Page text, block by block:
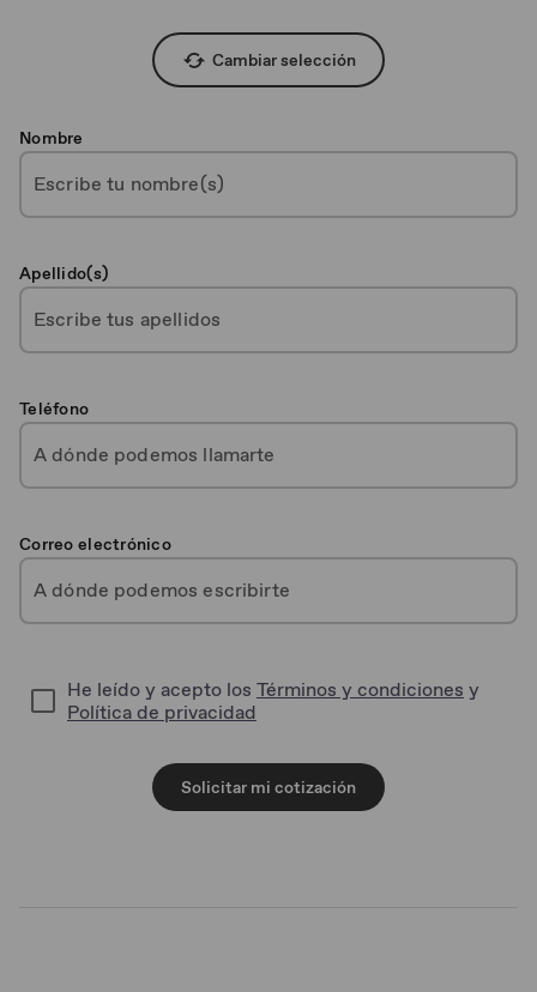
Cambiar selección
Nombre
Apellido(s)
Teléfono
Correo electrónico
He leído y acepto los Términos y condiciones y
Política de privacidad
Solicitar mi cotización